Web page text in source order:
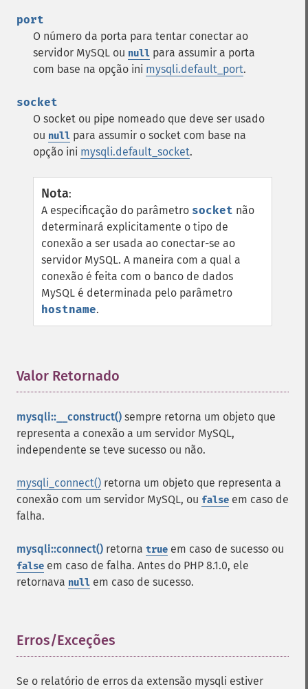
port
O número da porta para tentar conectar ao
servidor MySQL ou null para assumir a porta
com base na opção ini mysqli.default_port.
socket
O socket ou pipe nomeado que deve ser usado
ou null para assumir o socket com base na
opção ini mysqli.default_socket.
Nota:
A especificação do parâmetro socket não
determinará explicitamente o tipo de
conexão a ser usada ao conectar-se ao
servidor MySQL. A maneira com a qual a
conexão é feita com o banco de dados
MySQL é determinada pelo parâmetro
hostname.
Valor Retornado
mysqli::__construct() sempre retorna um objeto que
representa a conexão a um servidor MySQL,
independente se teve sucesso ou não.
mysqli_connect() retorna um objeto que representa a
conexão com um servidor MySQL, ou false em caso de
falha.
mysqli::connect() retorna true em caso de sucesso ou
false em caso de falha. Antes do PHP 8.1.0, ele
retornava null em caso de sucesso.
Erros/Exceções
Se o relatório de erros da extensão mysqli estiver